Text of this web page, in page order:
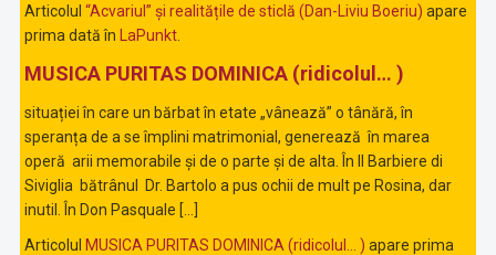
Articolul “Acvariul” și realitățile de sticlă (Dan-Liviu Boeriu) apare
prima dată în
LaPunkt.
MUSICA PURITAS DOMINICA (ridicolul… )
situației în care un bărbat în etate „vânează” o tânără, în
speranța de a se împlini matrimonial, generează în marea
operă arii memorabile și de o parte și de alta. În Il Barbiere di
Siviglia bătrânul Dr. Bartolo a pus ochii de mult pe Rosina, dar
inutil. În Don Pasquale […]
Articolul MUSICA PURITAS DOMINICA (ridicolul… ) apare prima